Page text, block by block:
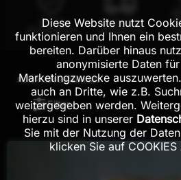
100 Tage
Rückgaberecht
Kostenloser
Versand in DE
FILTER:304 ERGEBNISSE
Filter
Diese Website nutzt
funktionieren und Ihnen ein
bereiten. Darüber hinaus
anonymisierte Daten
Marketingzwecke
auch an Dritte, wie z.B.
weitergegeben werden.
hierzu sind in unserer
Sie mit der Nutzung der
klicken Sie auf COOKIES